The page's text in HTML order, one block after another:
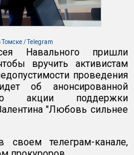
Томске / Telegram
Навального пришли
вручить активистам
проведения
об анонсированной
акции поддержки
"Любовь сильнее
телеграм-канале,